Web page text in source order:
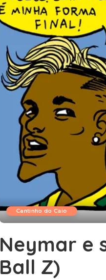
Cantinho do Caio
Neymar e
Ball Z)